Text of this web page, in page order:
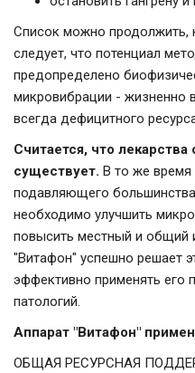
Список можно продолжить,
следует, что потенциал
предопределено
микровибрации - жизненно
всегда дефицитного
Считается, что лекарства
существует. В то же время
подавляющего
необходимо улучшить
повысить местный и общий
"Витафон" успешно решает
эффективно применять его
патологий.
Аппарат "Витафон"
ОБЩАЯ РЕСУРСНАЯ